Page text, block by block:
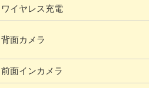
ワイヤレス充電
背面カメラ
前面インカメラ